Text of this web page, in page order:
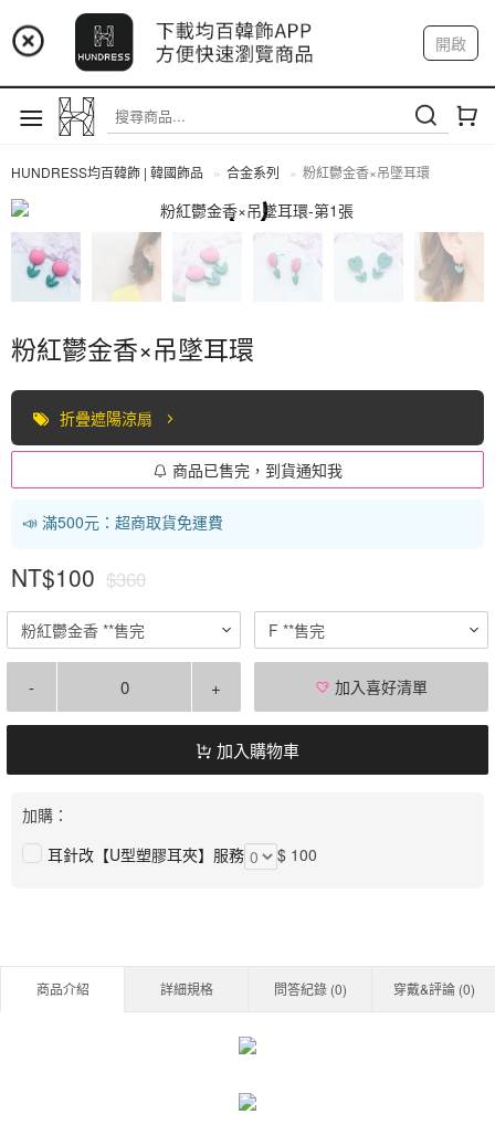
📢 市集預告：9/4-9/6 淡水捷運站
📢 市集預告：9/12-9/13 八里海巡基地
📢 市集預告：8/22-8/23 桃園青埔置地廣場
開啟
註冊 我的帳戶
HUNDRESS均百韓飾 | 韓國飾品 合金系列 粉紅鬱金香×吊墜耳環
粉紅鬱金香×吊墜耳環
折疊遮陽涼扇
商品已售完，到貨通知我
📣 滿500元：超商取貨免運費
NT$100 $360
粉紅鬱金香 **售完 F **售完
- + 加入喜好清單
加入購物車
加購：
耳針改【U型塑膠耳夾】服務
$ 100
商品介紹 詳細規格 問答紀錄 (0) 穿戴&評論 (0)